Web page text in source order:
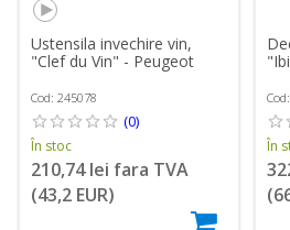
Ustensila invechire vin,
"Clef du Vin" - Peugeot
Cod: 245078
(0)
În stoc
210,74 lei fara TVA
(43,2 EUR)
În